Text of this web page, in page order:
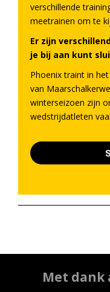
verschillende
meetrainen om te
Er zijn
je bij aan kunt
Phoenix traint in
van
winterseizoen zijn
wedstrijdatleten
Met dank